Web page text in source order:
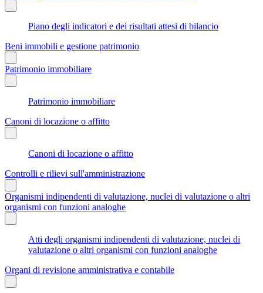
Piano degli indicatori e dei risultati attesi di bilancio
Beni immobili e gestione patrimonio
Patrimonio immobiliare
Patrimonio immobiliare
Canoni di locazione o affitto
Canoni di locazione o affitto
Controlli e rilievi sull'amministrazione
Organismi indipendenti di valutazione, nuclei di valutazione o altri
organismi con funzioni analoghe
Atti degli organismi indipendenti di valutazione, nuclei di
valutazione o altri organismi con funzioni analoghe
Organi di revisione amministrativa e contabile